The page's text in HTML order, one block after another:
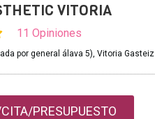
VITORIA
11 Opiniones
por general álava 5), Vitoria Gasteiz
PRESUPUESTO